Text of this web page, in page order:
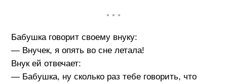
• • •
Бабушка говорит своему внуку:
— Внучек, я опять во сне летала!
Внук ей отвечает:
— Бабушка, ну сколько раз тебе говорить, что